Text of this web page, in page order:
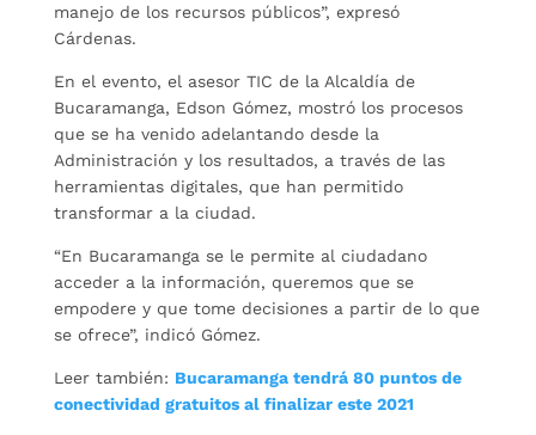
manejo de los recursos públicos”, expresó
Cárdenas.
En el evento, el asesor TIC de la Alcaldía de
Bucaramanga, Edson Gómez, mostró los procesos
que se ha venido adelantando desde la
Administración y los resultados, a través de las
herramientas digitales, que han permitido
transformar a la ciudad.
“En Bucaramanga se le permite al ciudadano
acceder a la información, queremos que se
empodere y que tome decisiones a partir de lo que
se ofrece”, indicó Gómez.
Leer también: Bucaramanga tendrá 80 puntos de
conectividad gratuitos al finalizar este 2021